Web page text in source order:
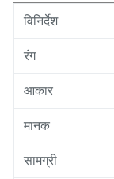
विनिर्देश
रंग
आकार
मानक
सामग्री